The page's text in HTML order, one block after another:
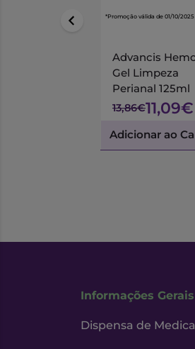
*Promoção válida de 01/10/
Advancis
Gel Limpeza
Perianal 125ml
13,86€11,09€
Adicionar ao
Informações Gerais
Dispensa de